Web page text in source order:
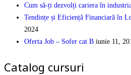
Cum să-ți dezvolți cariera în
Tendințe și Eficiență Financiară în
2024
Oferta Job – Sofer cat B iunie 11,
Catalog cursuri